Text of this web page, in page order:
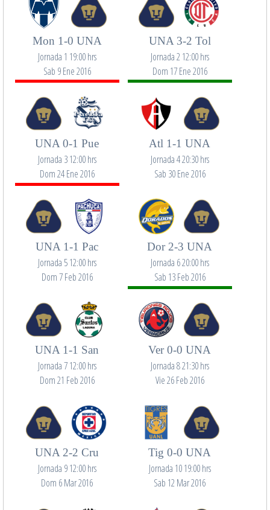
Mon 1-0 UNA
Jornada 1 19:00 hrs
Sab 9 Ene 2016
UNA 3-2 Tol
Jornada 2 12:00 hrs
Dom 17 Ene 2016
UNA 0-1 Pue
Jornada 3 12:00 hrs
Dom 24 Ene 2016
Atl 1-1 UNA
Jornada 4 20:30 hrs
Sab 30 Ene 2016
UNA 1-1 Pac
Jornada 5 12:00 hrs
Dom 7 Feb 2016
Dor 2-3 UNA
Jornada 6 20:00 hrs
Sab 13 Feb 2016
UNA 1-1 San
Jornada 7 12:00 hrs
Dom 21 Feb 2016
Ver 0-0 UNA
Jornada 8 21:30 hrs
Vie 26 Feb 2016
UNA 2-2 Cru
Jornada 9 12:00 hrs
Dom 6 Mar 2016
Tig 0-0 UNA
Jornada 10 19:00 hrs
Sab 12 Mar 2016